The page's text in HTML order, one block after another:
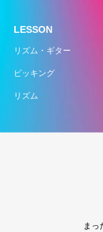
LESSON
リズム・ギター
ピッキング
リズム
まっ